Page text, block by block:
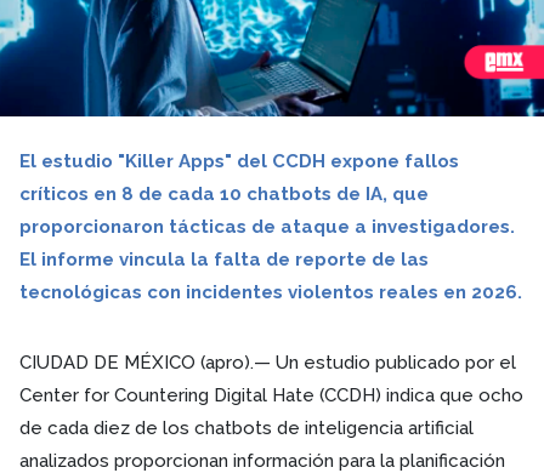
El estudio "Killer Apps" del CCDH expone fallos
críticos en 8 de cada 10 chatbots de IA, que
proporcionaron tácticas de ataque a investigadores.
El informe vincula la falta de reporte de las
tecnológicas con incidentes violentos reales en 2026.
CIUDAD DE MÉXICO (apro).— Un estudio publicado por el
Center for Countering Digital Hate (CCDH) indica que ocho
de cada diez de los chatbots de inteligencia artificial
analizados proporcionan información para la planificación